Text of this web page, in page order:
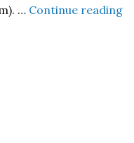
… Continue reading